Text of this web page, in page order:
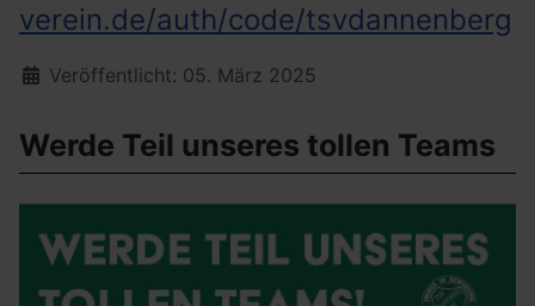
verein.de/auth/code/tsvdannenberg
DetailsVeröffentlicht: 05. März 2025
Werde Teil unseres tollen Teams